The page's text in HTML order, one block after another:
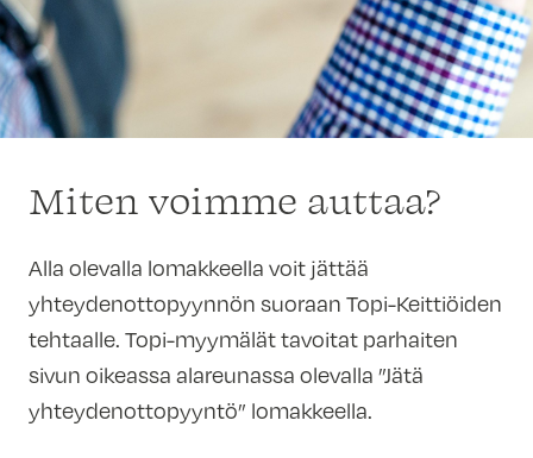
Miten voimme auttaa?
Alla olevalla lomakkeella voit jättää
yhteydenottopyynnön suoraan Topi-Keittiöiden
tehtaalle. Topi-myymälät tavoitat parhaiten
sivun oikeassa alareunassa olevalla ”Jätä
yhteydenottopyyntö” lomakkeella.